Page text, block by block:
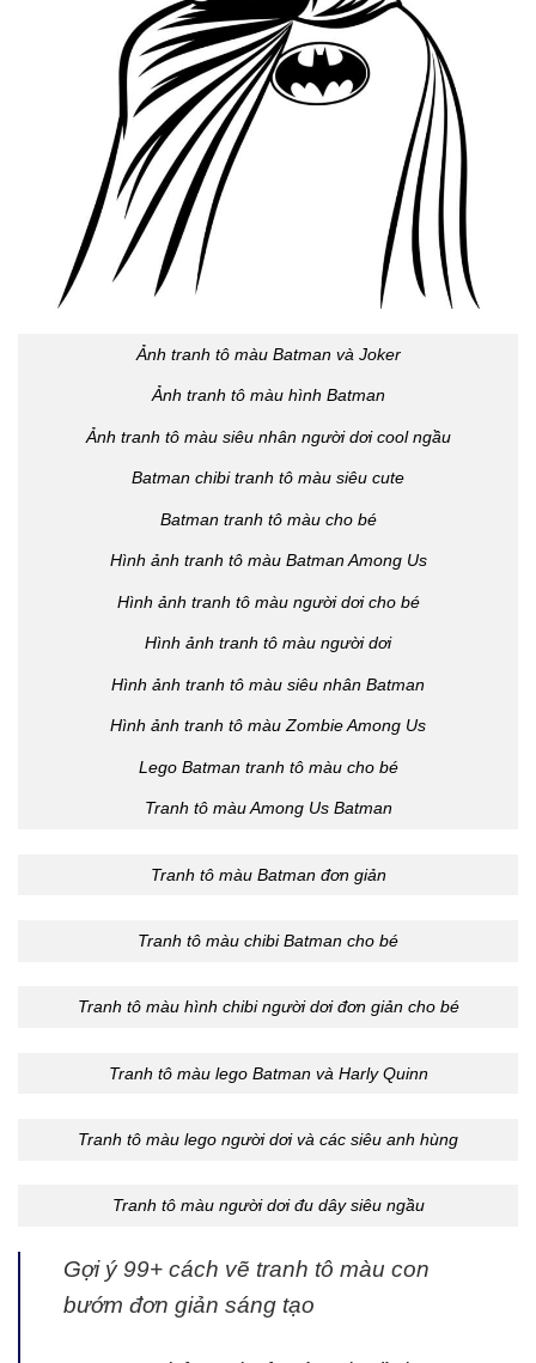
Ảnh tranh tô màu Batman và Joker
Ảnh tranh tô màu hình Batman
Ảnh tranh tô màu siêu nhân người dơi cool ngầu
Batman chibi tranh tô màu siêu cute
Batman tranh tô màu cho bé
Hình ảnh tranh tô màu Batman Among Us
Hình ảnh tranh tô màu người dơi cho bé
Hình ảnh tranh tô màu người dơi
Hình ảnh tranh tô màu siêu nhân Batman
Hình ảnh tranh tô màu Zombie Among Us
Lego Batman tranh tô màu cho bé
Tranh tô màu Among Us Batman
Tranh tô màu Batman đơn giản
Tranh tô màu chibi Batman cho bé
Tranh tô màu hình chibi người dơi đơn giản cho bé
Tranh tô màu lego Batman và Harly Quinn
Tranh tô màu lego người dơi và các siêu anh hùng
Tranh tô màu người dơi đu dây siêu ngầu
Gợi ý 99+ cách vẽ tranh tô màu con
bướm đơn giản sáng tạo